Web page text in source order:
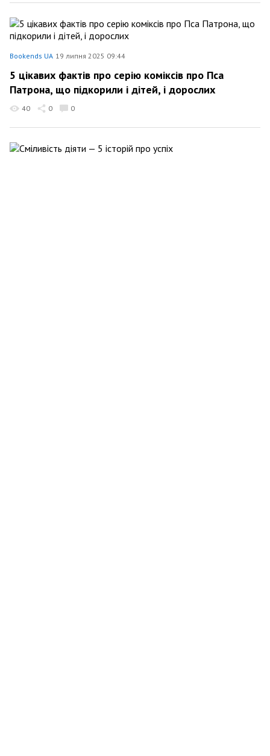
Bookends UA 19 липня 2025 09:44
5 цікавих фактів про серію коміксів про Пса
Патрона, що підкорили і дітей, і дорослих
40 0 0